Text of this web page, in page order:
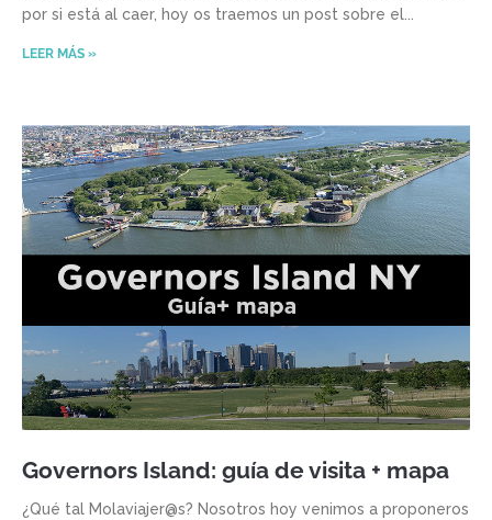
por si está al caer, hoy os traemos un post sobre el
LEER MÁS »
Governors Island: guía de visita + mapa
¿Qué tal Molaviajer@s? Nosotros hoy venimos a proponeros